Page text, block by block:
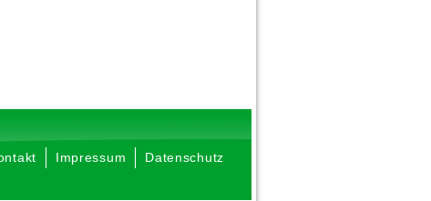
Impressum Datenschutz